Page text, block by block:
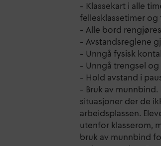
– Klassekart i alle
fellesklassetimer og
– Alle bord
– Avstandsreglene
– Unngå fysisk
– Unngå trengsel
– Hold avstand i
– Bruk av
situasjoner der de
arbeidsplassen.
utenfor klasserom,
bruk av munnbind